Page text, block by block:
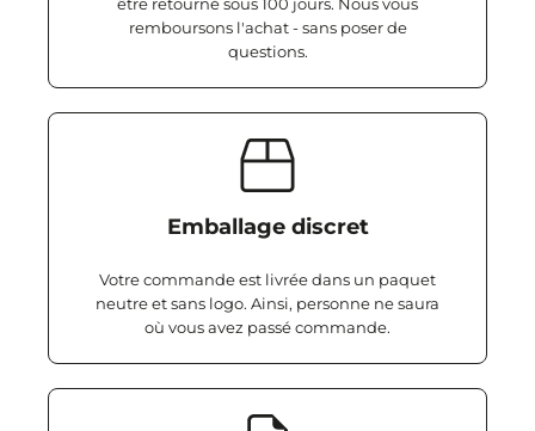
remboursons l'achat - sans poser de
questions.
Emballage discret
Votre commande est livrée dans un paquet
neutre et sans logo. Ainsi, personne ne saura
où vous avez passé commande.